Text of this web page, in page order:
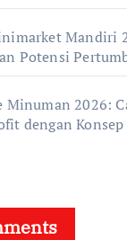
Mandiri
Potensi
Minuman 2026:
dengan